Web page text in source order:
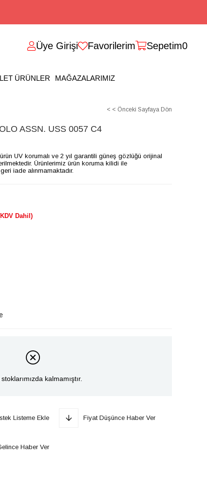
Üye Girişi Favorilerim Sepetim0
ÜRÜNLER MAĞAZALARIMIZ
< < Önceki Sayfaya Dön
ASSN. USS 0057 C4
UV korumalı ve 2 yıl garantili güneş gözlüğü orijinal
Ürünlerimiz ürün koruma kilidi ile
iade alınmamaktadır.
Dahil)
kalmamıştır.
Listeme Ekle Fiyat Düşünce Haber Ver
Haber Ver